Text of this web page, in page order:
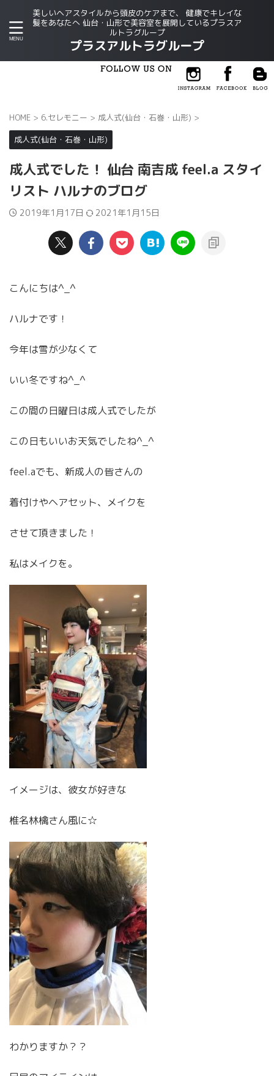
美しいヘアスタイルから頭皮のケアまで、 健康でキレイな
髪をあなたへ 仙台・山形で美容室を展開しているプラスア
ルトラグループ
プラスアルトラグループ
HOME > 6.セレモニー > 成人式(仙台・石巻・山形) >
成人式(仙台・石巻・山形)
成人式でした！ 仙台 南吉成 feel.a スタイ
リスト ハルナのブログ
2019年1月17日 2021年1月15日
こんにちは^_^
ハルナです！
今年は雪が少なくて
いい冬ですね^_^
この間の日曜日は成人式でしたが
この日もいいお天気でしたね^_^
feel.aでも、新成人の皆さんの
着付けやヘアセット、メイクを
させて頂きました！
私はメイクを。
イメージは、彼女が好きな
椎名林檎さん風に☆
わかりますか？？